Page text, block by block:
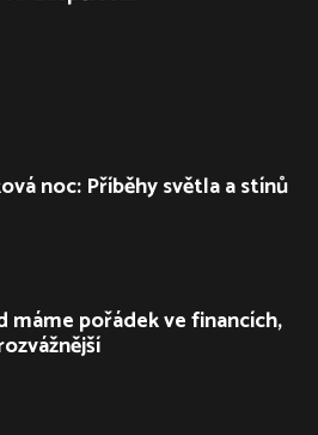
noc: Příběhy světla a stínů
máme pořádek ve financích,